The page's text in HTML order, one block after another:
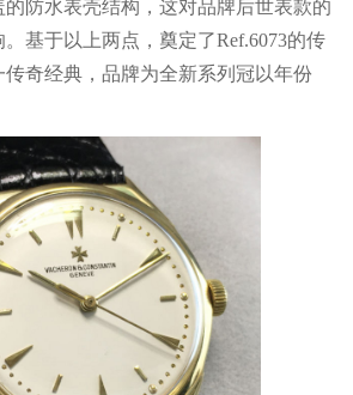
防水表壳结构，这对品牌后世表款的
基于以上两点，奠定了Ref.6073的传
奇经典，品牌为全新系列冠以年份